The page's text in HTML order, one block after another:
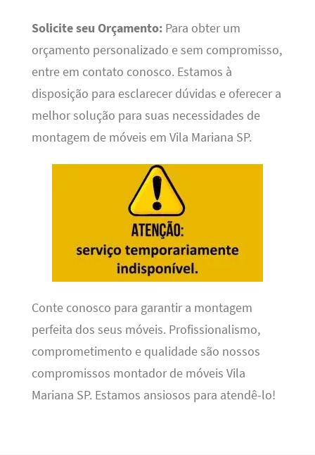
Solicite seu Orçamento:Para obter um
orçamento personalizado e sem compromisso,
entre em contato conosco. Estamos à
disposição para esclarecer dúvidas e oferecer a
melhor solução para suas necessidades de
montagem de móveis em Vila Mariana SP.
Conte conosco para garantir a montagem
perfeita dos seus móveis. Profissionalismo,
comprometimento e qualidade são nossos
compromissos montador de móveis Vila
Mariana SP. Estamos ansiosos para atendê-lo!